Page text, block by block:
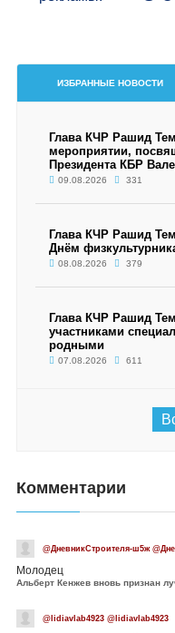
ИЗБРАННЫЕ НОВОСТИ
Глава КЧР Рашид
мероприятии,
Президента КБР
09.08.2026 331
Глава КЧР Рашид
Днём
08.08.2026 379
Глава КЧР Рашид
участниками
родными
07.08.2026 611
Комментарии
@ДневникСтроителя-ш5ж
Молодец
Альберт Кенжев вновь признан
@lidiavlab4923 @lidiavlab4923